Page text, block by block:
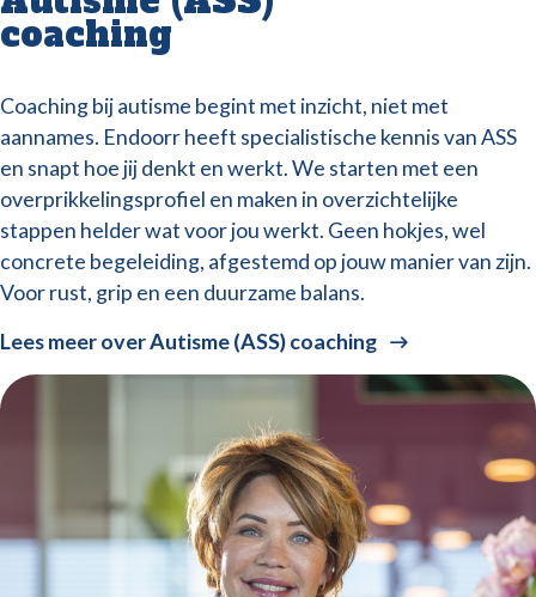
coaching
Coaching bij autisme begint met inzicht, niet met
aannames. Endoorr heeft specialistische kennis van ASS
en snapt hoe jij denkt en werkt. We starten met een
overprikkelingsprofiel en maken in overzichtelijke
stappen helder wat voor jou werkt. Geen hokjes, wel
concrete begeleiding, afgestemd op jouw manier van zijn.
Voor rust, grip en een duurzame balans.
Lees meer over Autisme (ASS) coaching